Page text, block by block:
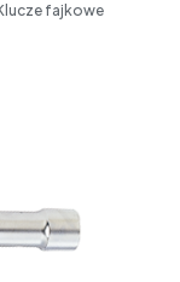
fajkowe